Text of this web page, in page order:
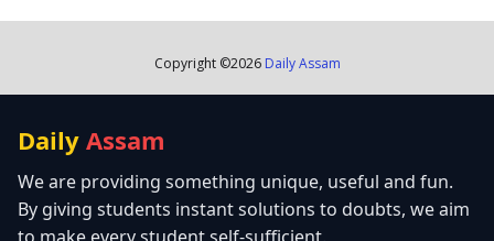
Copyright ©2026 Daily Assam
Daily Assam
We are providing something unique, useful and fun.
By giving students instant solutions to doubts, we aim